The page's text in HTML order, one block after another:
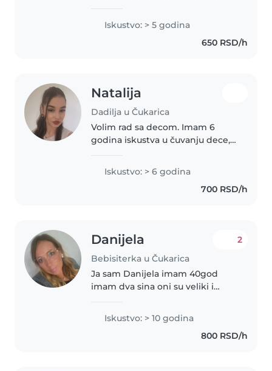
Iskustvo: > 5 godina
650 RSD/h
Natalija
Dadilja u Čukarica
Volim rad sa decom. Imam 6
godina iskustva u čuvanju dece,
Takođe imam iskustva sa decom
sa posebnim potrebama,ako
zelite mozete me kontaktirati
Iskustvo: > 6 godina
700 RSD/h
Danijela
Bebisiterka u Čukarica
2
Ja sam Danijela imam 40god
imam dva sina oni su veliki i
bavim se kao bebisiterka ,
iskustvo mi je 10 god trenutno
mogu svim danima da radm i i
Iskustvo: > 10 godina
800 RSD/h